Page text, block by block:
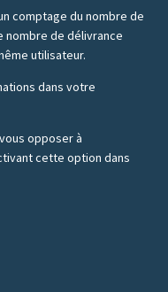
comptage du nombre de
de délivrance
utilisateur.
dans votre
opposer à
cette option dans